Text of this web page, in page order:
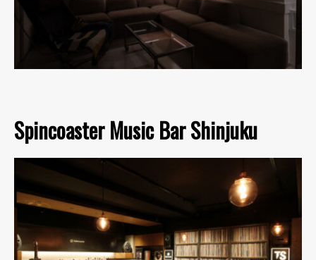
Spincoaster Music Bar Shinjuku